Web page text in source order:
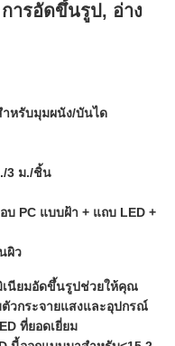
ารอัดขึ้นรูป, อ่าง
บมุมผนัง/บันได
3 ม./ชิ้น
แบบฝ้า + แถบ LED +
ว
เนียมอัดขึ้นรูปช่วยให้คุณ
วกระจายแสงและอุปกรณ์
ที่ยอดเยี่ยม